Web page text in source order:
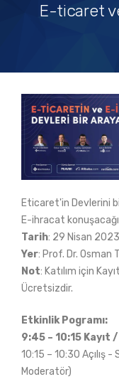
E-ticaret
Eticaret'in Devlerini
E-ihracat
Tarih: 29 Nisan
Yer: Prof. Dr. Osman
Not: Katılım için
Ücretsizdir.
Etkinlik Pogramı:
9:45 – 10:15 Kayıt
10:15 – 10:30 Açılış
Moderatör)